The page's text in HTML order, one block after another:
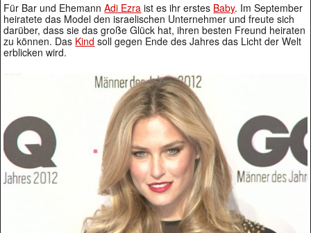
Für Bar und EhemannAdi Ezra ist es ihr erstes Baby. Im September
heiratete das Model den israelischen Unternehmer und freute sich
darüber, dass sie das große Glück hat, ihren besten Freund heiraten
zu können. Das Kind soll gegen Ende des Jahres das Licht der Welt
erblicken wird.